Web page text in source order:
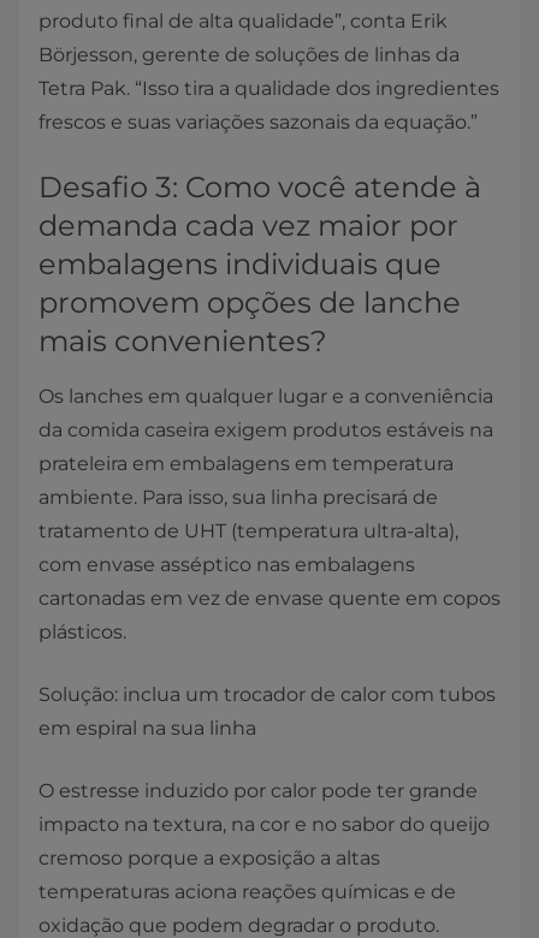
produto final de alta qualidade”, conta Erik
Börjesson, gerente de soluções de linhas da
Tetra Pak. “Isso tira a qualidade dos ingredientes
frescos e suas variações sazonais da equação.”
Desafio 3: Como você atende à
demanda cada vez maior por
embalagens individuais que
promovem opções de lanche
mais convenientes?
Os lanches em qualquer lugar e a conveniência
da comida caseira exigem produtos estáveis na
prateleira em embalagens em temperatura
ambiente. Para isso, sua linha precisará de
tratamento de UHT (temperatura ultra-alta),
com envase asséptico nas embalagens
cartonadas em vez de envase quente em copos
plásticos.
Solução: inclua um trocador de calor com tubos
em espiral na sua linha
O estresse induzido por calor pode ter grande
impacto na textura, na cor e no sabor do queijo
cremoso porque a exposição a altas
temperaturas aciona reações químicas e de
oxidação que podem degradar o produto.